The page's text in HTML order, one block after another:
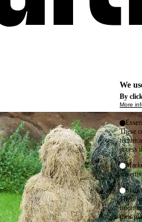
We
By
More
These
access
These
their